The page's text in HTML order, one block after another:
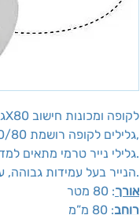
גלילי קופה נייר טרמי לקופות ממוחשבות גודל 80X80 לקופה ומכונות חישוב
גלילים לקופה רושמת 80/80, גלילי נייר לקופות ממוחשבות ומכונות חישוב,
גלילי נייר טרמי מתאים למדפסות, מכונות חישוב וקופות רושמות.
הנייר בעל עמידות גבוהה, עמיד ל-7 שנים.
אורך: 80 מטר
רוחב: 80 מ”מ